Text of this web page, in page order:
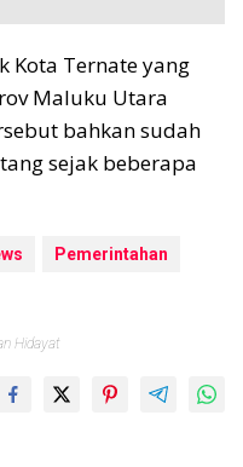
Kota Ternate yang
Maluku Utara
bahkan sudah
sejak beberapa
Pemerintahan
Hidayat